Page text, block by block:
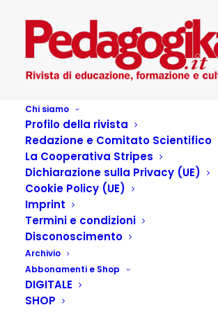
Chi siamo
Profilo della rivista
Redazione e Comitato Scientifico
La Cooperativa Stripes
Dichiarazione sulla Privacy (UE)
Cookie Policy (UE)
Imprint
Termini e condizioni
Disconoscimento
Archivio
Abbonamenti e Shop
DIGITALE
SHOP
PEDAGOGIKA XXV_4 – CODING ROBOTICA
PEDAGOGIKA.IT
Chiara Bove Capirsi non è ovvio. Dialogo